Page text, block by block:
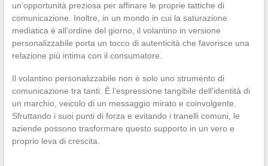
un’opportunità preziosa per affinare le proprie tattiche di
comunicazione. Inoltre, in un mondo in cui la saturazione
mediatica è all’ordine del giorno, il volantino in versione
personalizzabile porta un tocco di autenticità che favorisce una
relazione più intima con il consumatore.
Il volantino personalizzabile non è solo uno strumento di
comunicazione tra tanti. È l’espressione tangibile dell’identità di
un marchio, veicolo di un messaggio mirato e coinvolgente.
Sfruttando i suoi punti di forza e evitando i tranelli comuni, le
aziende possono trasformare questo supporto in un vero e
proprio leva di crescita.